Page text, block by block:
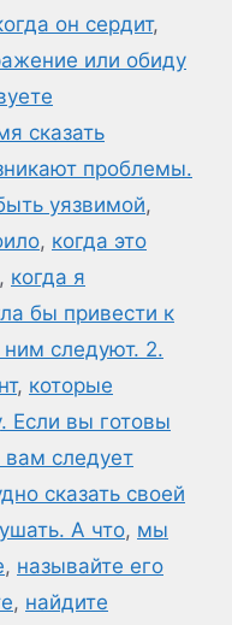
он сердит,
или обиду
сказать
проблемы.
уязвимой,
, когда это
, когда я
бы привести к
ним следуют. 2.
, которые
Если вы готовы
следует
сказать своей
А что, мы
, называйте его
, найдите